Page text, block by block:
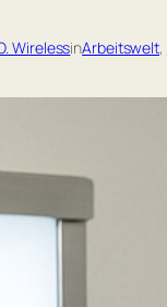
WirelessinArbeitswelt,